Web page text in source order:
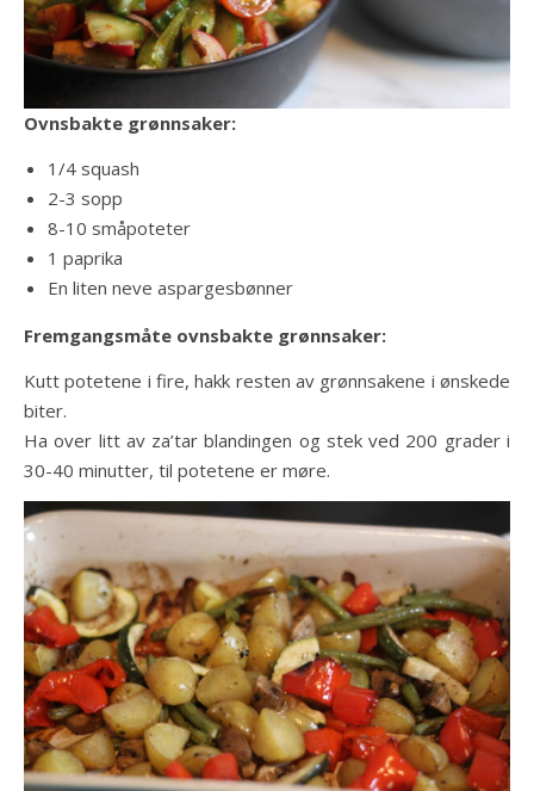
Ovnsbakte grønnsaker:
1/4 squash
2-3 sopp
8-10 småpoteter
1 paprika
En liten neve aspargesbønner
Fremgangsmåte ovnsbakte grønnsaker:
Kutt potetene i fire, hakk resten av grønnsakene i ønskede
biter.
Ha over litt av za’tar blandingen og stek ved 200 grader i
30-40 minutter, til potetene er møre.